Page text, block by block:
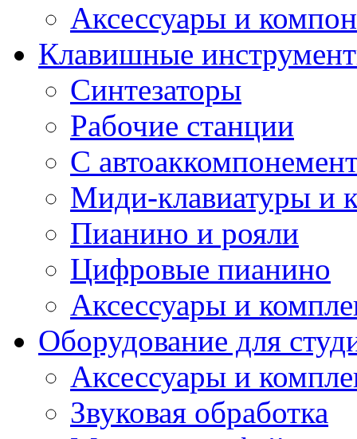
Аксессуары и
Клавишные
Синтезаторы
Рабочие станции
С
Миди-клавиатуры и
Пианино и рояли
Цифровые пианино
Аксессуары и
Оборудование для
Аксессуары и
Звуковая обработка